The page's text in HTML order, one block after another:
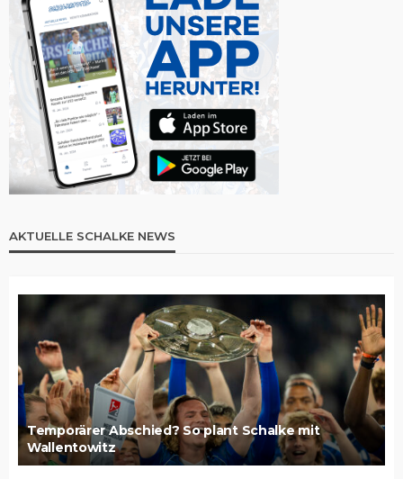
AKTUELLE SCHALKE NEWS
Temporärer Abschied? So plant Schalke mit
Wallentowitz